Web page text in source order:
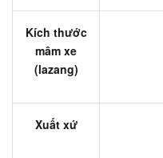
Kích thước
mâm xe
(lazang)
Xuất xứ